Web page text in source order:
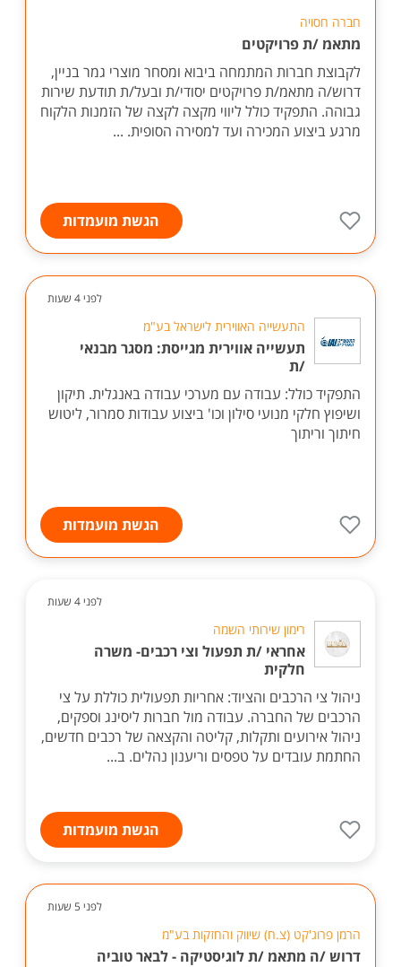
חברה חסויה
מתאמ /ת פרויקטים
לקבוצת חברות המתמחה ביבוא ומסחר מוצרי גמר בניין,
דרוש/ה מתאמ/ת פרויקטים יסודי/ת ובעל/ת תודעת שירות
גבוהה. התפקיד כולל ליווי מקצה לקצה של הזמנות הלקוח
מרגע ביצוע המכירה ועד למסירה הסופית. ...
הגשת מועמדות
לפני 4 שעות
התעשייה האווירית לישראל בע"מ
תעשייה אווירית מגייסת: מסגר מבנאי
/ת
התפקיד כולל: עבודה עם מערכי עבודה באנגלית. תיקון
ושיפוץ חלקי מנועי סילון וכו' ביצוע עבודות סמרור, ליטוש
חיתוך וריתוך
הגשת מועמדות
לפני 4 שעות
רימון שירותי השמה
אחראי /ת תפעול וצי רכבים- משרה
חלקית
ניהול צי הרכבים והציוד: אחריות תפעולית כוללת על צי
הרכבים של החברה. עבודה מול חברות ליסינג וספקים,
ניהול אירועים ותקלות, קליטה והקצאה של רכבים חדשים,
החתמת עובדים על טפסים וריענון נהלים. ב...
הגשת מועמדות
לפני 5 שעות
הרמן פרוג'קט (צ.ח) שיווק והחזקות בע"מ
דרוש /ה מתאמ /ת לוגיסטיקה - לבאר טוביה